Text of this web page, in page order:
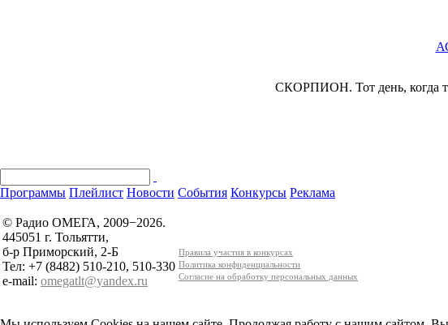
СКОРПИОН. Тот день, когда
Программы Плейлист Новости События Конкурсы Реклама
© Радио ОМЕГА, 2009−2026.
445051 г. Тольятти,
б-р Приморский, 2-Б
Тел: +7 (8482) 510-210, 510-330
e-mail: omegatlt@yandex.ru
Правила участия в конкурсах
Политика конфиденциальности
Согласие на обработку персональных данных